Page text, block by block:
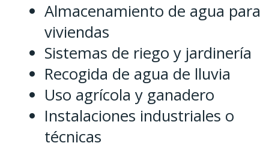
Almacenamiento de agua para
viviendas
Sistemas de riego y jardinería
Recogida de agua de lluvia
Uso agrícola y ganadero
Instalaciones industriales o
técnicas